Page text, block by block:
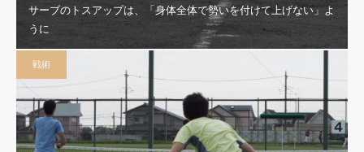
サーブのトスアップは、「身体全体で勢いを付けて上げない」よ
うに
戦術